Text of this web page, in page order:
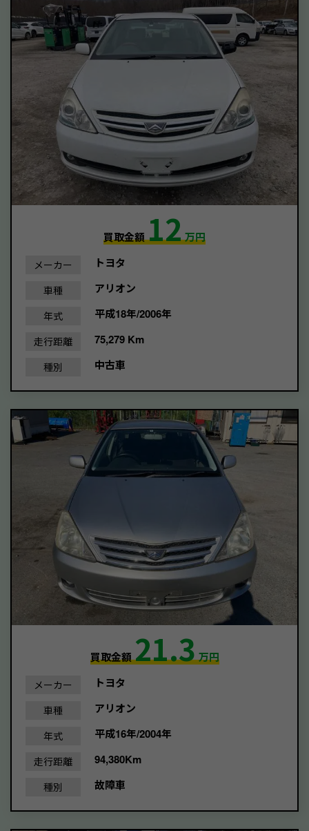
買取金額12万円
メーカー トヨタ
車種 アリオン
年式 平成18年/2006年
走行距離 75,279 Km
種別 中古車
買取金額21.3万円
メーカー トヨタ
車種 アリオン
年式 平成16年/2004年
走行距離 94,380Km
種別 故障車